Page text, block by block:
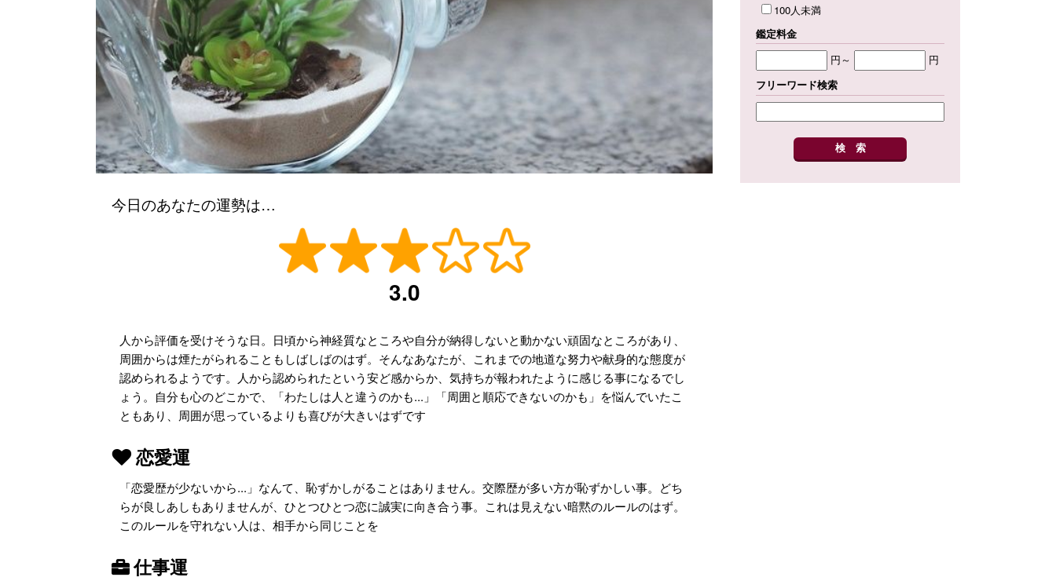
今日のあなたの運勢は…
3.0
人から評価を受けそうな日。日頃から神経質なところや自分が納得しないと動かない頑固なところがあり、
周囲からは煙たがられることもしばしばのはず。そんなあなたが、これまでの地道な努力や献身的な態度が
認められるようです。人から認められたという安ど感からか、気持ちが報われたように感じる事になるでし
ょう。自分も心のどこかで、「わたしは人と違うのかも...」「周囲と順応できないのかも」を悩んでいたこ
ともあり、周囲が思っているよりも喜びが大きいはずです
恋愛運
「恋愛歴が少ないから...」なんて、恥ずかしがることはありません。交際歴が多い方が恥ずかしい事。どち
らが良しあしもありませんが、ひとつひとつ恋に誠実に向き合う事。これは見えない暗黙のルールのはず。
このルールを守れない人は、相手から同じことを
仕事運
100人未満
鑑定料金
円～
円
フリーワード検索